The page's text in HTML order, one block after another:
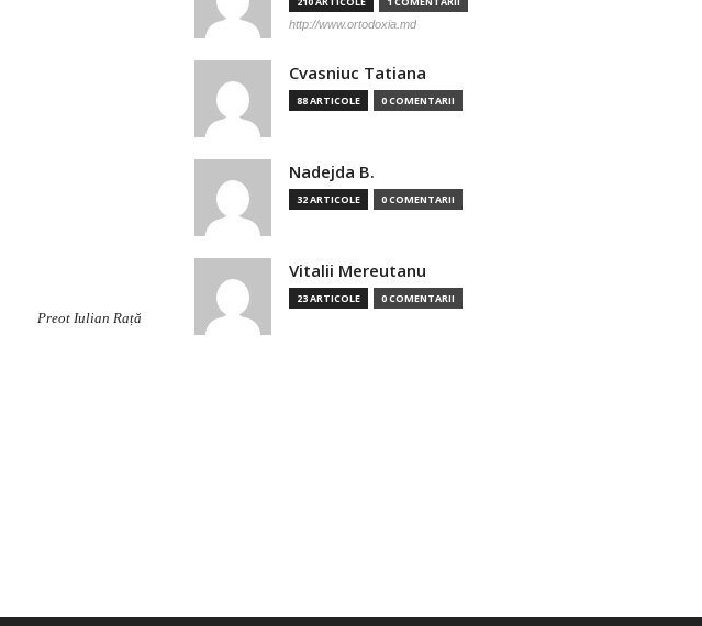
Preot Iulian Rață
http://www.ortodoxia.md
Cvasniuc Tatiana
88 ARTICOLE 0 COMENTARII
Nadejda B.
32 ARTICOLE 0 COMENTARII
Vitalii Mereutanu
23 ARTICOLE 0 COMENTARII